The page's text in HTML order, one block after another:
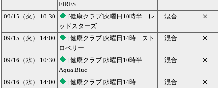
FIRES
09/15（火） 10:30
[健康クラブ]火曜日10時半 レ
ッドスターズ
混合 ×
09/15（火） 14:00
[健康クラブ]火曜日14時 スト
ロベリー
混合 ×
09/16（水） 10:30
[健康クラブ]水曜日10時半
Aqua Blue
混合 ×
09/16（水） 14:00
[健康クラブ]水曜日14時
混合 ×